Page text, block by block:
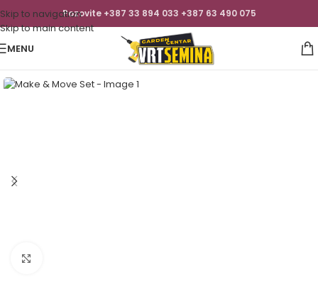
Skip to navigation
Skip to main content
Pozovite +387 33 894 033 +387 63 490 075
MENU